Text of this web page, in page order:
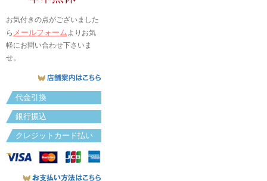
お気付きの点がございました
ら メールフォームよりお気
軽にお問い合わせ下さいま
せ。
代金引換
銀行振込
クレジットカード払い